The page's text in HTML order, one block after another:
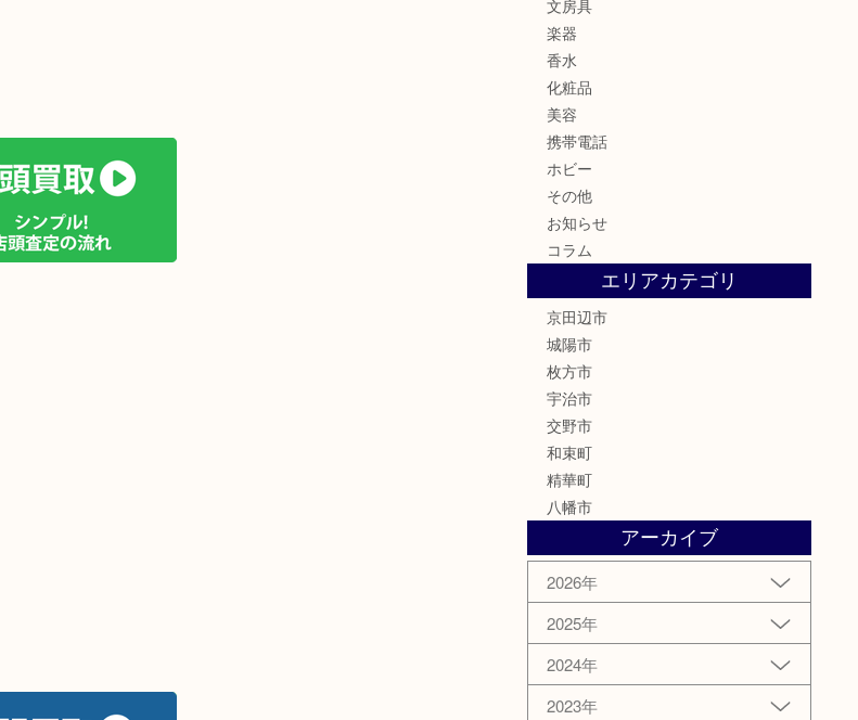
文房具
楽器
香水
化粧品
美容
携帯電話
ホビー
その他
お知らせ
コラム
エリアカテゴリ
京田辺市
城陽市
枚方市
宇治市
交野市
和束町
精華町
八幡市
アーカイブ
2026年
2025年
2024年
2023年